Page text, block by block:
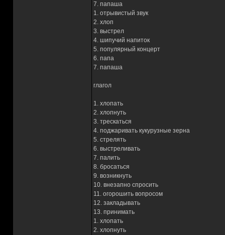
7. папаша
1. отрывистый звук
2. хлоп
3. выстрел
4. шипучий напиток
5. популярный концерт
6. папа
7. папаша
глагол
1. хлопать
2. хлопнуть
3. трескаться
4. поджаривать кукурузные зерна
5. стрелять
6. выстреливать
7. палить
8. бросаться
9. возникнуть
10. внезапно спросить
11. огорошить вопросом
12. закладывать
13. принимать
1. хлопать
2. хлопнуть